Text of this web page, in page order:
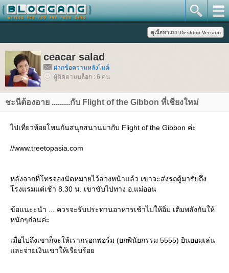
ceacar salad
ฝากข้อความหลังไมค์
ผู้ติดตามบล็อก : 6 คน
ชะนีต้องอาย .........กับ Flight of the Gibbon ที่เชียงใหม่
ไปเที่ยวห้อยโหนกันสนุกสนานมากับ Flight of the Gibbon ค่ะ
//www.treetopasia.com
หลังจากที่โทรจองนัดหมายไว้ล่วงหน้าแล้ว เขาจะส่งรถตู้มารับถึง
รงแรมแต่เช้า 8.30 น. เขาขับไปทาง อ.แม่ออน
ข้อแนะะนำ ... ควรจะรับประทานอาหารเช้าไปให้อิ่ม เติมพลังกันให้
หนักๆก่อนค่ะ
เมื่อไปถึงเขาก็จะให้เรากรอกฟอร์ม (ยกพินัยกรรม 5555) ยินยอมเล่น
ละจ่ายเงินเขาให้เรียบร้อ